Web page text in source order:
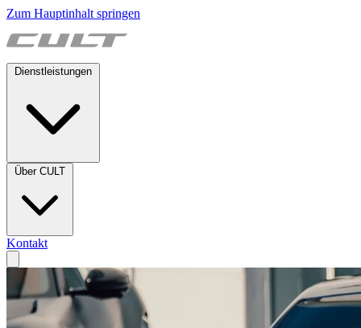
Zum Hauptinhalt springen
Dienstleistungen
Über CULT
Kontakt